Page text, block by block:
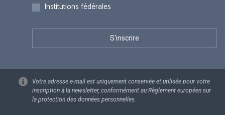
Institutions fédérales
Votre adresse e-mail est uniquement conservée et utilisée pour votre
inscription à la newsletter, conformément au Règlement européen sur
la protection des données personnelles.